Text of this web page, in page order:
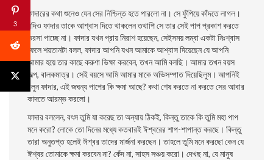
ফাদারের কথা শুনেও যেন সের নিশ্চিন্ত হতে পারলাে না। সে ফুঁপিয়ে কাঁদতে লাগল।
যদিও ফাদার তাকে আশ্বাস দিতে থাকলেন তথাপি সে তার সেই পাপ প্রকাশ করতে
ভরসা পাচ্ছে না। ফাদার যখন প্রায় নিরাশ হয়েছেন, সেইসময় লম্বা একটা নিঃশ্বাস
ফেলে শয়তানটা বলল, ফাদারআপনি যখন আমাকে আশ্বাস দিয়েছেন যে আপনি
আমার হয়ে তার কাছে করুণা ভিক্ষা করবেন, তখন আমি বলছি। আমার তখন বয়স
অল্প, বালকমাত্র। সেই বয়সে আমি আমার মাকে অভিসম্পাত দিয়েছিলুম। আপনিই
বলুন ফাদার, এই জঘন্য পাপের কি ক্ষমা আছে? কথা শেষ করতে না করতে সের আবার
কাদতে আরম্ভ করলাে।
ফাদার বললেন, বৎস তুমি যা করেছ তা অন্যায় ঠিকই, কিন্তু তাকে কি তুমি মহা পাপ
মনে করাে? লােকে তাে দিনের মধ্যে কতবারই ঈশ্বরের শাপ-শাপান্ত করছে। কিন্তু
তারা অনুতপ্ত হলেই ঈশ্বর তাদের মার্জনা করছেন। তাহলে তুমি মনে করছাে কেন যে
ঈশ্বর তােমাকে ক্ষমা করবেন না? কেঁদ না, সাহস সঞ্চয় করাে। দেখছ না, যে মানুষ
3